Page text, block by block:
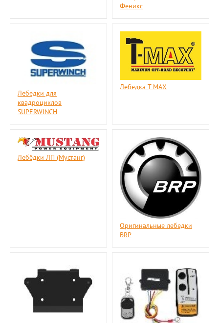
Феникс
Лебедки для
квадроциклов
SUPERWINCH
Лебёдка T MAX
Лебёдки ЛП (Мустанг)
Оригинальные лебедки
BRP